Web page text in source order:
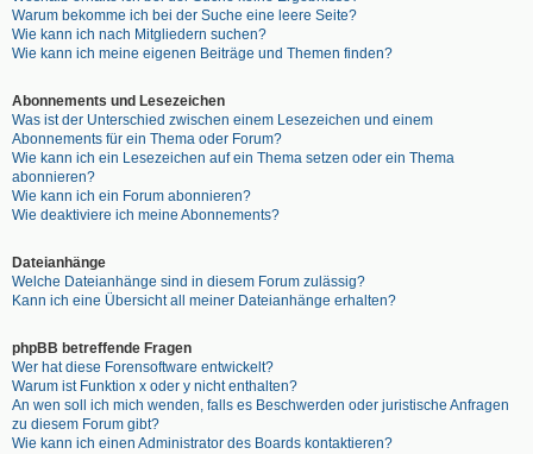
Warum bekomme ich bei der Suche eine leere Seite?
Wie kann ich nach Mitgliedern suchen?
Wie kann ich meine eigenen Beiträge und Themen finden?
Abonnements und Lesezeichen
Was ist der Unterschied zwischen einem Lesezeichen und einem
Abonnements für ein Thema oder Forum?
Wie kann ich ein Lesezeichen auf ein Thema setzen oder ein Thema
abonnieren?
Wie kann ich ein Forum abonnieren?
Wie deaktiviere ich meine Abonnements?
Dateianhänge
Welche Dateianhänge sind in diesem Forum zulässig?
Kann ich eine Übersicht all meiner Dateianhänge erhalten?
phpBB betreffende Fragen
Wer hat diese Forensoftware entwickelt?
Warum ist Funktion x oder y nicht enthalten?
An wen soll ich mich wenden, falls es Beschwerden oder juristische Anfragen
zu diesem Forum gibt?
Wie kann ich einen Administrator des Boards kontaktieren?